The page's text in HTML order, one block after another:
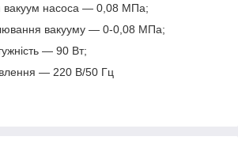
вакуум насоса — 0,08 МПа;
вакууму — 0-0,08 МПа;
— 90 Вт;
— 220 В/50 Гц